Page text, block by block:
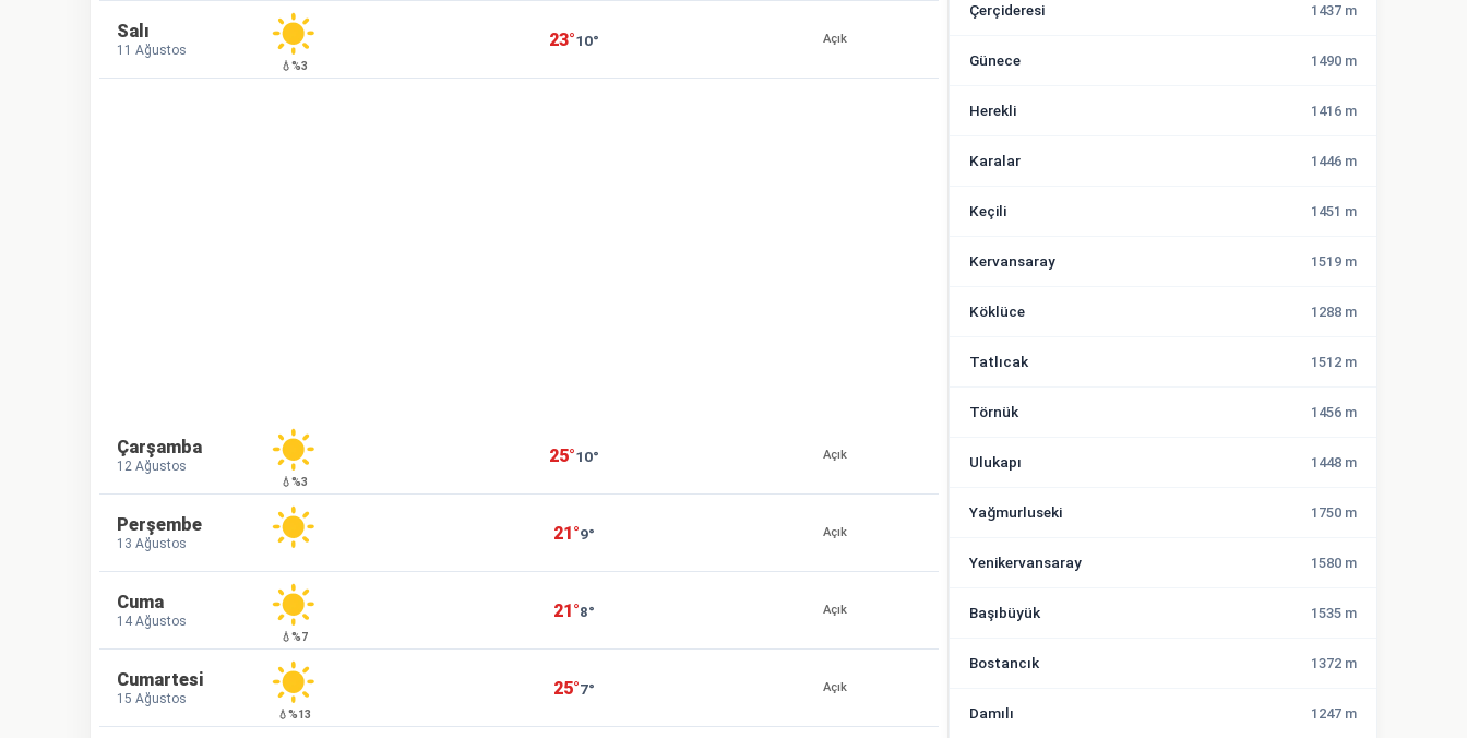
Salı
11 Ağustos
💧%3
23°10° Açık
Çarşamba
12 Ağustos
💧%3
25°10° Açık
Perşembe
13 Ağustos 21°9° Açık
Cuma
14 Ağustos
💧%7
21°8° Açık
Cumartesi
15 Ağustos
💧%13
25°7° Açık
Çerçideresi 1437 m
Günece 1490 m
Herekli 1416 m
Karalar 1446 m
Keçili 1451 m
Kervansaray 1519 m
Köklüce 1288 m
Tatlıcak 1512 m
Törnük 1456 m
Ulukapı 1448 m
Yağmurluseki 1750 m
Yenikervansaray 1580 m
Başıbüyük 1535 m
Bostancık 1372 m
Damılı 1247 m